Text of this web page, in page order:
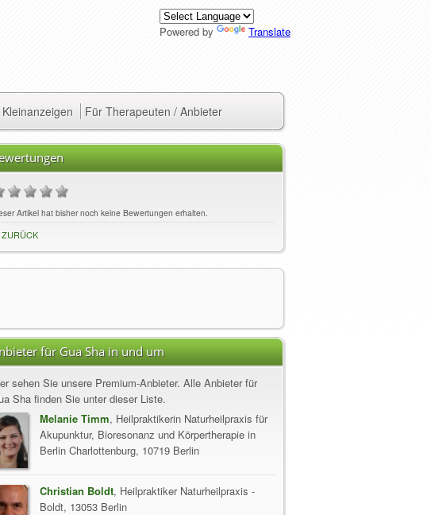
Powered by Translate
Kleinanzeigen Für Therapeuten / Anbieter
Artikel hat bisher noch keine Bewertungen erhalten.
ZURÜCK
für Gua Sha in und um
sehen Sie unsere Premium-Anbieter. Alle Anbieter für
Sha finden Sie unter dieser Liste.
Melanie Timm, Heilpraktikerin Naturheilpraxis für
Akupunktur, Bioresonanz und Körpertherapie in
Berlin Charlottenburg, 10719 Berlin
Christian Boldt, Heilpraktiker Naturheilpraxis -
Boldt, 13053 Berlin